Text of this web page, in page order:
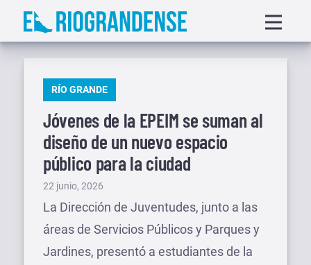
Saltar
menu
PUBLICADO
RÍO GRANDE
Jóvenes de la EPEIM se suman al
diseño de un nuevo espacio
público para la ciudad
Publicado
el
22 junio, 2026
La Dirección de Juventudes, junto a las
áreas de Servicios Públicos y Parques y
Jardines, presentó a estudiantes de la